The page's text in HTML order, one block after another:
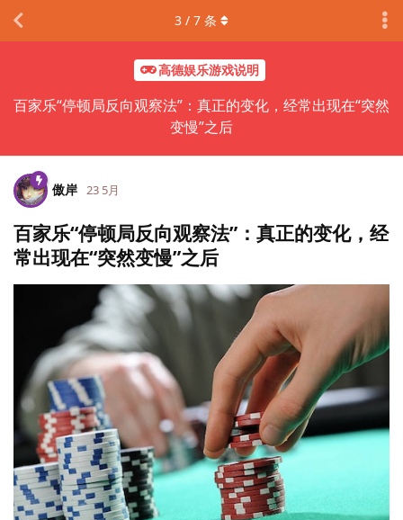
高德娱乐游戏说明
百家乐“停顿局反向观察法”：真正的变化，经常出现在“突然
变慢”之后
3 / 7 条
傲岸 23 5月
百家乐“停顿局反向观察法”：真正的变化，经
常出现在“突然变慢”之后